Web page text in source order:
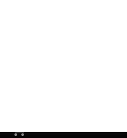
shopping_cart